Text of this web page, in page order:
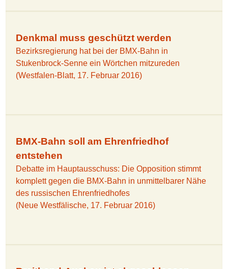
Denkmal muss geschützt werden
Bezirksregierung hat bei der BMX-Bahn in
Stukenbrock-Senne ein Wörtchen mitzureden
(Westfalen-Blatt, 17. Februar 2016)
BMX-Bahn soll am Ehrenfriedhof
entstehen
Debatte im Hauptausschuss: Die Opposition stimmt
komplett gegen die BMX-Bahn in unmittelbarer Nähe
des russischen Ehrenfriedhofes
(Neue Westfälische, 17. Februar 2016)